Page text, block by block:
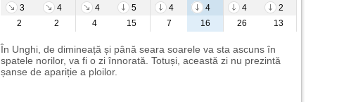
3
4 4 5 4 4 4
2
2
2 4 15 7 16 26 13
În Unghi, de dimineață și până seara soarele va sta ascuns în
spatele norilor, va fi o zi înnorată. Totuși, această zi nu prezintă
șanse de apariție a ploilor.